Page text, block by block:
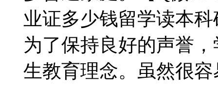
业证多少钱留学读本
为了保持良好的声誉
生教育理念。虽然很